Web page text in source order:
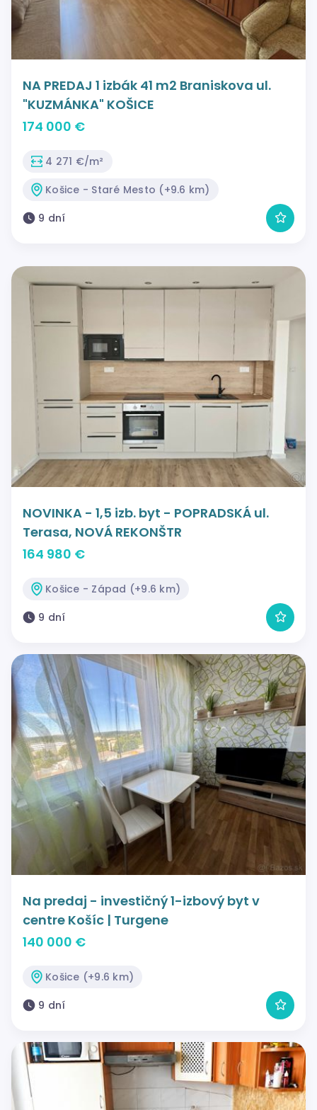
NA PREDAJ 1 izbák 41 m2 Braniskova ul.
"KUZMÁNKA" KOŠICE
174 000 €
4 271 €/m²
Košice - Staré Mesto (+9.6 km)
9 dní
NOVINKA - 1,5 izb. byt - POPRADSKÁ ul.
Terasa, NOVÁ REKONŠTR
164 980 €
Košice - Západ (+9.6 km)
9 dní
Na predaj - investičný 1-izbový byt v
centre Košíc | Turgene
140 000 €
Košice (+9.6 km)
9 dní